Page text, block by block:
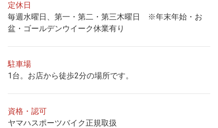
定休日
毎週水曜日、第一・第二・第三木曜日 ※年末年始・お
盆・ゴールデンウイーク休業有り
駐車場
1台。お店から徒歩2分の場所です。
資格・認可
ヤマハスポーツバイク正規取扱